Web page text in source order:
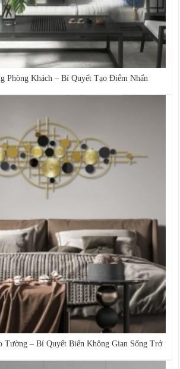
Phòng Khách – Bí Quyết Tạo Điểm Nhấn
Tường – Bí Quyết Biến Không Gian Sống Trở